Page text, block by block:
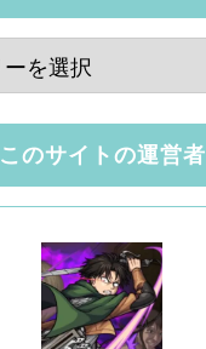
このサイトの運営者